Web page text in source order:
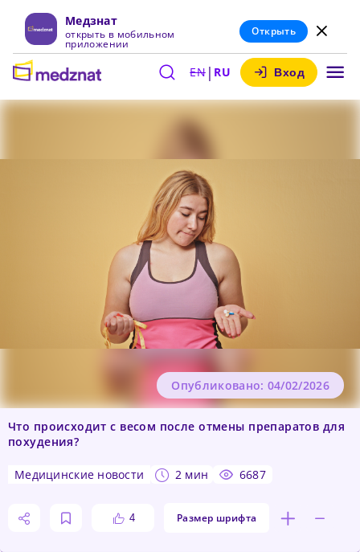
Медзнат
открыть в мобильном
приложении
Открыть
EN| RU Вход
Что происходит с весом после отмены препаратов для
похудения?
медицинские новости 2 мин 6687
4 Размер шрифта
Опубликовано: 04/02/2026